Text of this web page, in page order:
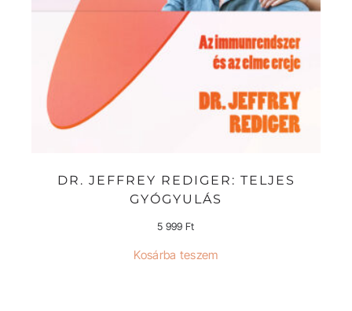
DR. JEFFREY REDIGER: TELJES
GYÓGYULÁS
5 999Ft
Kosárba teszem